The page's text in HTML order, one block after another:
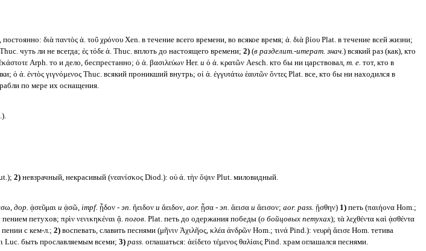
постоянно: διὰ παντὸς ἀ. τοῦ χρόνου Xen. в течение всего времени, во всякое время; ἀ. διὰ βίου Plat. в течение всей жизни;
чуть ли не всегда; ἐς τόδε ἀ. Thuc. вплоть до настоящего времени; 2)(в разделит.-итерат. знач. ) всякий раз (как), кто
Arph. то и дело, беспрестанно; ὁ ἀ. βασιλεύων Her. и ὁ ἀ. κρατῶν Aesch. кто бы ни царствовал, т. е. тот, кто в
ὁ ἀ. ἐντὸς γιγνόμενος Thuc. всякий проникший внутрь; οἱ ἀ. ἐγγυτάτω ἑαυτῶν ὄντες Plat. все, кто бы ни находился в
по мере их оснащения.
2)невзрачный, некрасивый (νεανίσκος Diod.): οὐ ἀ. τὴν ὄψιν Plut. миловидный.
дор. ᾀσεῦμαι и ᾀσῶ, impf. ᾖδον - эп. ἤειδον и ἄειδον, aor. ᾖσα - эп. ἄεισα и ἄεισον; aor. pass. ᾔσθην) 1)петь (παιήονα Hom.;
петухов; πρὶν νενικηκέναι ᾄ. погов. Plat. петь до одержания победы (о бойцовых петухах); τὰ λεχθέντα καὶ ᾀσθέντα
пении с кем-л.; 2)воспевать, славить песнями (μῆνιν Ἀχιλῆος, κλέα ἀνδρῶν Hom.; τινά Pind.): νευρὴ ἄεισε Hom. тетива
Luc. быть прославляемым всеми; 3) pass. оглашаться: ἀείδετο τέμενος θαλίαις Pind. храм оглашался песнями.